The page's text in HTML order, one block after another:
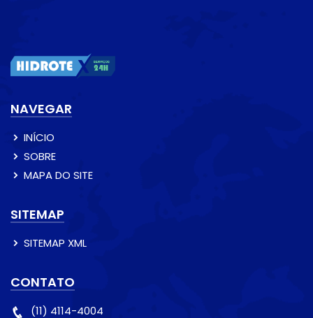
NAVEGAR
INÍCIO
SOBRE
MAPA DO SITE
SITEMAP
SITEMAP XML
CONTATO
(11) 4114-4004